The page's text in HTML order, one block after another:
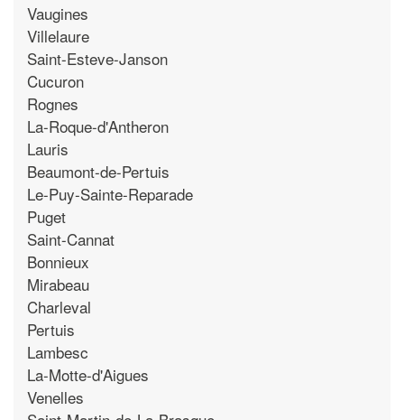
Vaugines
Villelaure
Saint-Esteve-Janson
Cucuron
Rognes
La-Roque-d'Antheron
Lauris
Beaumont-de-Pertuis
Le-Puy-Sainte-Reparade
Puget
Saint-Cannat
Bonnieux
Mirabeau
Charleval
Pertuis
Lambesc
La-Motte-d'Aigues
Venelles